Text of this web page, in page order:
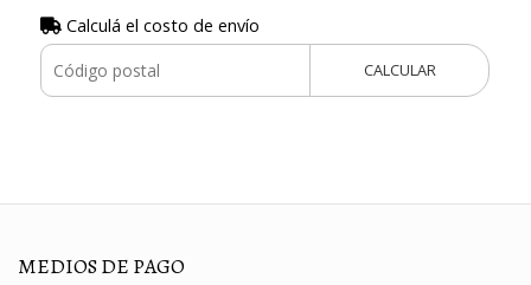
Calculá el costo de envío
CALCULAR
MEDIOS DE PAGO